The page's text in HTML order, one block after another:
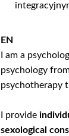
EN
I am a
psychology
psychotherapy
I provide
sexological